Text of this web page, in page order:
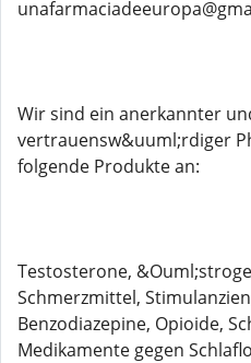
Wir sind ein anerkannter
vertrauensw&uuml;rdiger
folgende Produkte an:
Testosterone,
Schmerzmittel,
Benzodiazepine, Opioide,
Medikamente gegen